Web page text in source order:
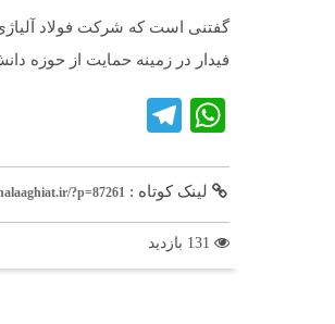
گفتنی است که شرکت فولاد
فیدار در زمینه حمایت از حوزه
WhatsApp
لینک کوتاه : ?p=87261